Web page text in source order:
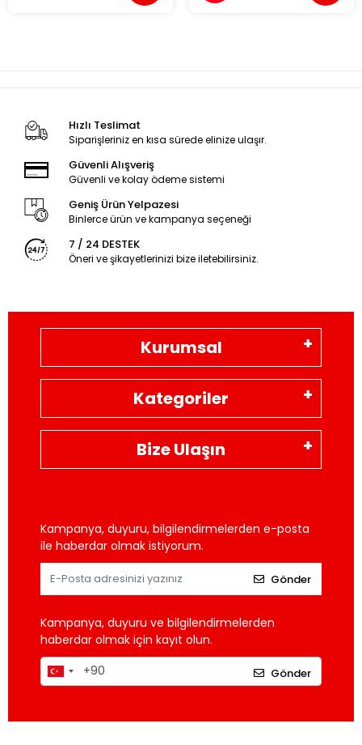
Hızlı Teslimat
Siparişleriniz en kısa sürede elinize ulaşır.
Güvenli Alışveriş
Güvenli ve kolay ödeme sistemi
Geniş Ürün Yelpazesi
Binlerce ürün ve kampanya seçeneği
7 / 24 DESTEK
Öneri ve şikayetlerinizi bize iletebilirsiniz.
Kurumsal
Kategoriler
Bize Ulaşın
Kampanya, duyuru, bilgilendirmelerden e-posta
ile haberdar olmak istiyorum.
Gönder
Kampanya, duyuru ve bilgilendirmelerden
haberdar olmak için kayıt olun.
Gönder